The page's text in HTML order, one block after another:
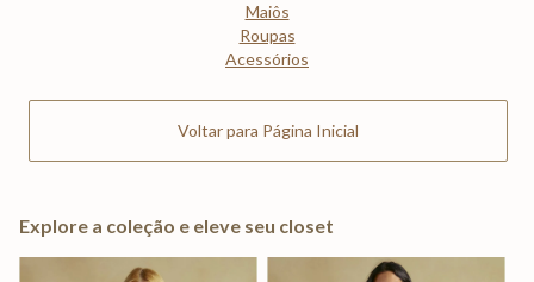
Maiôs
Roupas
Acessórios
Voltar para Página Inicial
Explore a coleção e eleve seu closet